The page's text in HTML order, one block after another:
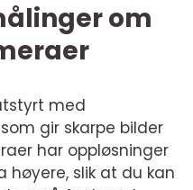
om
med
gir skarpe bilder
har oppløsninger
høyere, slik at du kan